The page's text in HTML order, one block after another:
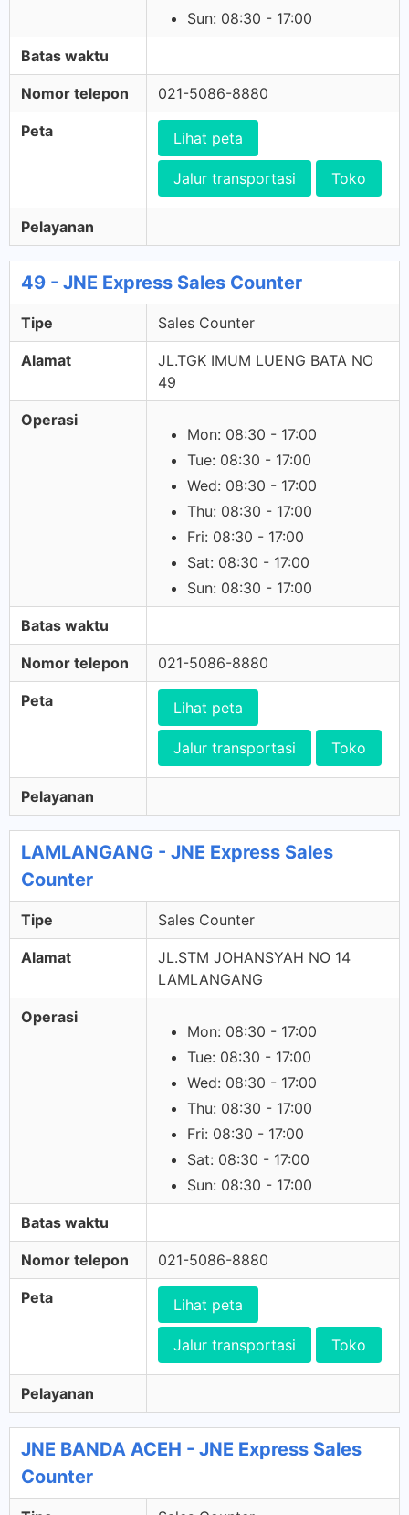
Sun: 08:30 - 17:00
Batas waktu
Nomor telepon 021-5086-8880
Peta Lihat peta
Jalur transportasi Toko
Pelayanan
49 - JNE Express Sales Counter
Tipe Sales Counter
Alamat
JL.TGK IMUM LUENG BATA NO
49
Operasi
Mon: 08:30 - 17:00
Tue: 08:30 - 17:00
Wed: 08:30 - 17:00
Thu: 08:30 - 17:00
Fri: 08:30 - 17:00
Sat: 08:30 - 17:00
Sun: 08:30 - 17:00
Batas waktu
Nomor telepon 021-5086-8880
Peta Lihat peta
Jalur transportasi Toko
Pelayanan
LAMLANGANG - JNE Express Sales
Counter
Tipe Sales Counter
Alamat
JL.STM JOHANSYAH NO 14
LAMLANGANG
Operasi
Mon: 08:30 - 17:00
Tue: 08:30 - 17:00
Wed: 08:30 - 17:00
Thu: 08:30 - 17:00
Fri: 08:30 - 17:00
Sat: 08:30 - 17:00
Sun: 08:30 - 17:00
Batas waktu
Nomor telepon 021-5086-8880
Peta Lihat peta
Jalur transportasi Toko
Pelayanan
JNE BANDA ACEH - JNE Express Sales
Counter